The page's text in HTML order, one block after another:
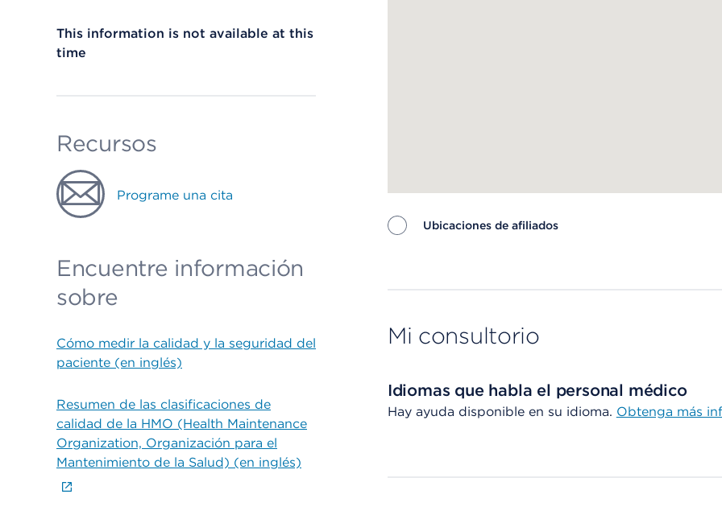
This information is not available at this
time
Recursos
Programe una cita
Encuentre información
sobre
Cómo medir la calidad y la seguridad del
paciente (en inglés)
Resumen de las clasificaciones de
calidad de la HMO (Health Maintenance
Organization, Organización para el
Mantenimiento de la Salud) (en inglés)
Ubicaciones de afiliados
Mi consultorio
Idiomas que habla el personal médico
Hay ayuda disponible en su idioma. Obtenga más